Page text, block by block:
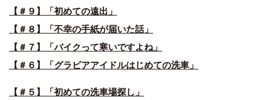
【＃９】「初めての遠出」
【＃８】「不幸の手紙が届いた話」
【＃７】「バイクって寒いですよね」
【＃６】「グラビアアイドルはじめての洗車」
【＃５】「初めての洗車場探し」